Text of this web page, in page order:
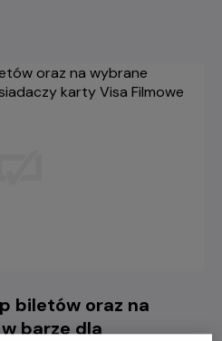
biletów oraz na
barze dla